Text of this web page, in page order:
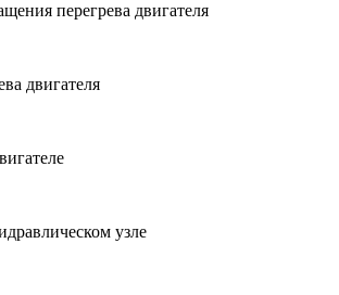
перегрева двигателя
двигателя
узле